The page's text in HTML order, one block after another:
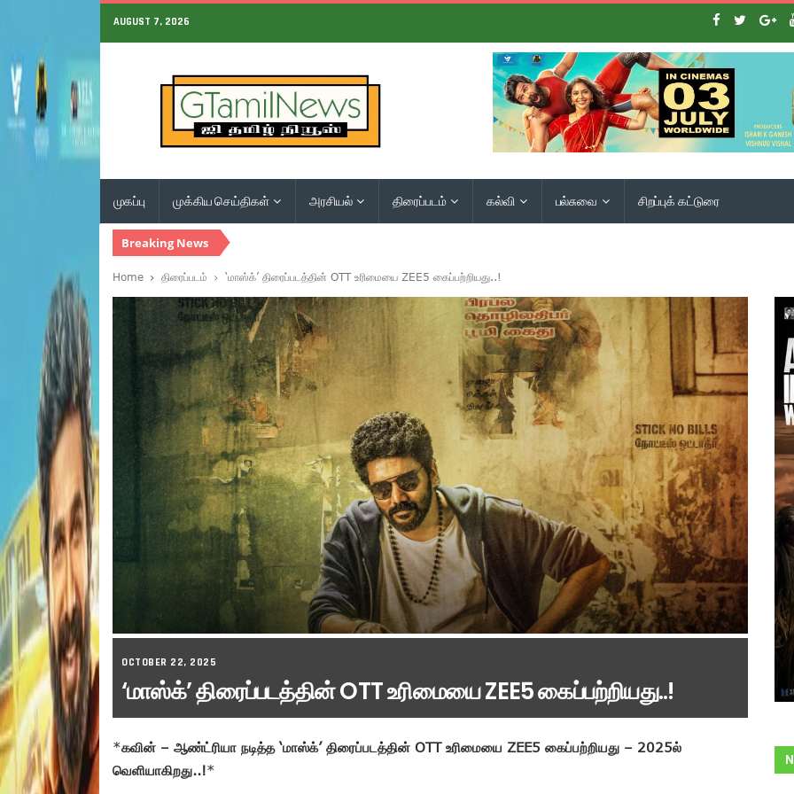
AUGUST 7, 2026
முகப்பு முக்கிய செய்திகள் அரசியல் திரைப்படம் கல்வி பல்சுவை சிறப்புக் கட்டுரை
Breaking News
Home திரைப்படம் ‘மாஸ்க்’ திரைப்படத்தின் OTT உரிமையை ZEE5 கைப்பற்றியது..!
OCTOBER 22, 2025
‘மாஸ்க்’ திரைப்படத்தின் OTT உரிமையை ZEE5 கைப்பற்றியது..!
*கவின் – ஆண்ட்ரியா நடித்த ‘மாஸ்க்’ திரைப்படத்தின் OTT உரிமையை ZEE5 கைப்பற்றியது – 2025ல்
வெளியாகிறது..!*